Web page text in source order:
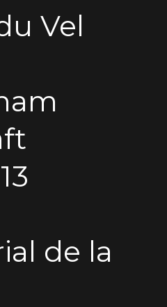
Vel
de la